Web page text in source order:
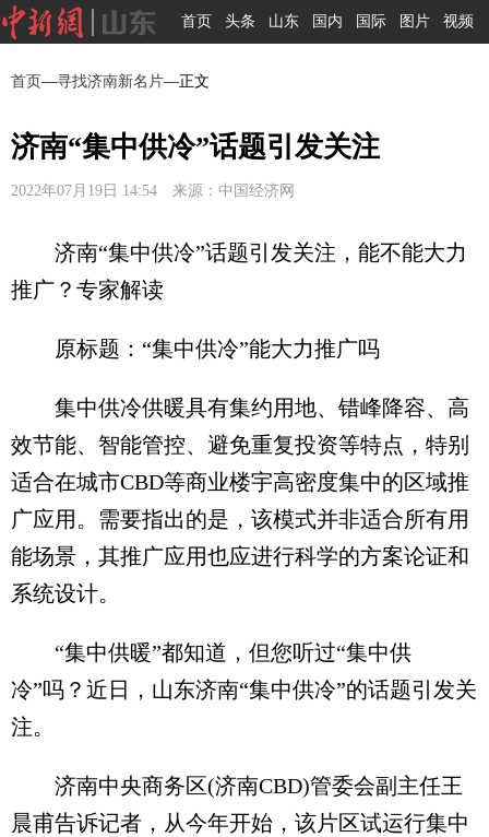
首页 头条 山东 国内 国际 图片 视频
首页—寻找济南新名片—正文
济南“集中供冷”话题引发关注
2022年07月19日 14:54 来源：中国经济网
济南“集中供冷”话题引发关注，能不能大力
推广？专家解读
原标题：“集中供冷”能大力推广吗
集中供冷供暖具有集约用地、错峰降容、高
效节能、智能管控、避免重复投资等特点，特别
适合在城市CBD等商业楼宇高密度集中的区域推
广应用。需要指出的是，该模式并非适合所有用
能场景，其推广应用也应进行科学的方案论证和
系统设计。
“集中供暖”都知道，但您听过“集中供
冷”吗？近日，山东济南“集中供冷”的话题引发关
注。
济南中央商务区(济南CBD)管委会副主任王
晨甫告诉记者，从今年开始，该片区试运行集中